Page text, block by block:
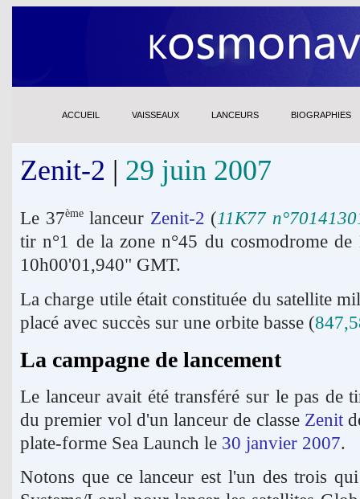
ACCUEIL VAISSEAUX LANCEURS BIOGRAPHIES
Zenit-2 | 29 juin 2007
Le 37èmelanceur Zenit-2 (11K77
tir n°1 de la zone n°45 du cosmodrome
10h00'01,940" GMT.
La charge utile était constituée du satellite
placé avec succès sur une orbite basse (
La campagne de lancement
Le lanceur avait été transféré sur le pas de
du premier vol d'un lanceur de classe Zenit
plate-forme Sea Launch le 30 janvier 2007.
Notons que ce lanceur est l'un des trois